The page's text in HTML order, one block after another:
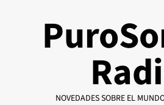
NOVEDADES SOBRE EL